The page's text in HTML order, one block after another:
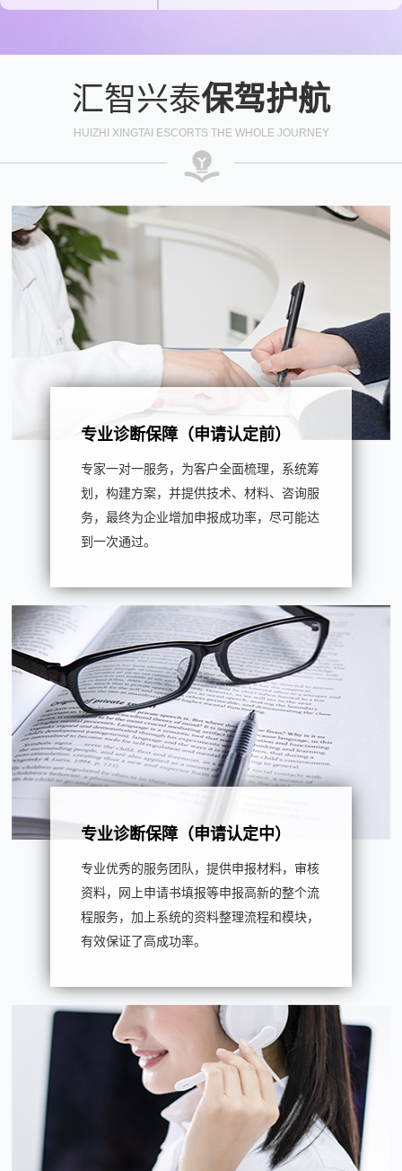
汇智兴泰保驾护航
HUIZHI XINGTAI ESCORTS THE WHOLE JOURNEY
专业诊断保障（申请认定前）
专家一对一服务，为客户全面梳理，系统筹
划，构建方案，并提供技术、材料、咨询服
务，最终为企业增加申报成功率，尽可能达
到一次通过。
专业诊断保障（申请认定中）
专业优秀的服务团队，提供申报材料，审核
资料，网上申请书填报等申报高新的整个流
程服务，加上系统的资料整理流程和模块，
有效保证了高成功率。